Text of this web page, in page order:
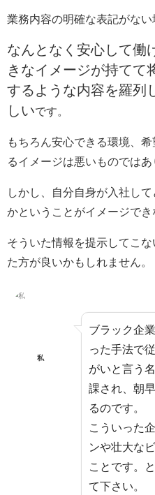
業務内容の明確な表記がない
なんとなく安心して働
きなイメージが持てて
するような内容を羅列
しいです。
もちろん安心できる環境、
るイメージは悪いものではあ
しかし、自分自身が入社し
かということがイメージでき
そういた情報を提示してこな
た方が良いかもしれません。
私
ブラック企
った手法で
がいと言う
課され、朝
るのです。
こういった
ンや壮大な
ことです。
て下さい。